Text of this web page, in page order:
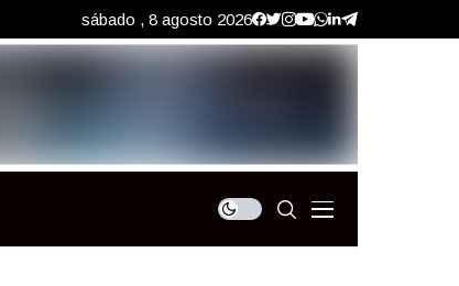
sábado , 8 agosto 2026